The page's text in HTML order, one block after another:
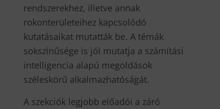
rendszerekhez, illetve annak
rokonterületeihez kapcsolódó
kutatásaikat mutatták be. A témák
sokszínűsége is jól mutatja a számítási
intelligencia alapú megoldások
széleskörű alkalmazhatóságát.
A szekciók legjobb előadói a záró